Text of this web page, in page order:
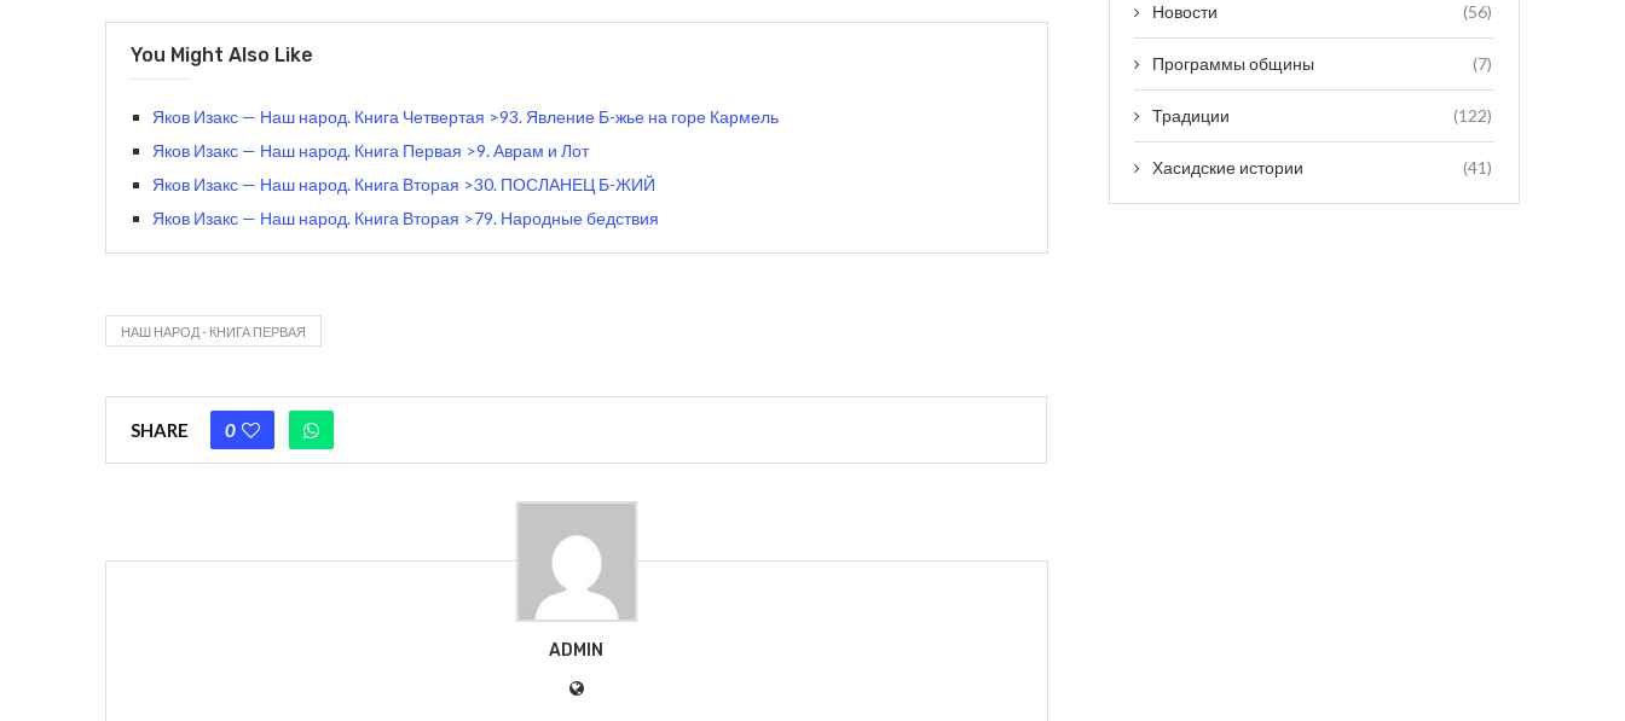
You Might Also Like
Яков Изакс — Наш народ. Книга Четвертая >93. Явление Б-жье на горе Кармель
Яков Изакс — Наш народ. Книга Первая >9. Аврам и Лот
Яков Изакс — Наш народ. Книга Вторая >30. ПОСЛАНЕЦ Б-ЖИЙ
Яков Изакс — Наш народ. Книга Вторая >79. Народные бедствия
НАШ НАРОД - КНИГА ПЕРВАЯ
SHARE 0
ADMIN
Новости (56)
Программы общины (7)
Традиции (122)
Хасидские истории (41)